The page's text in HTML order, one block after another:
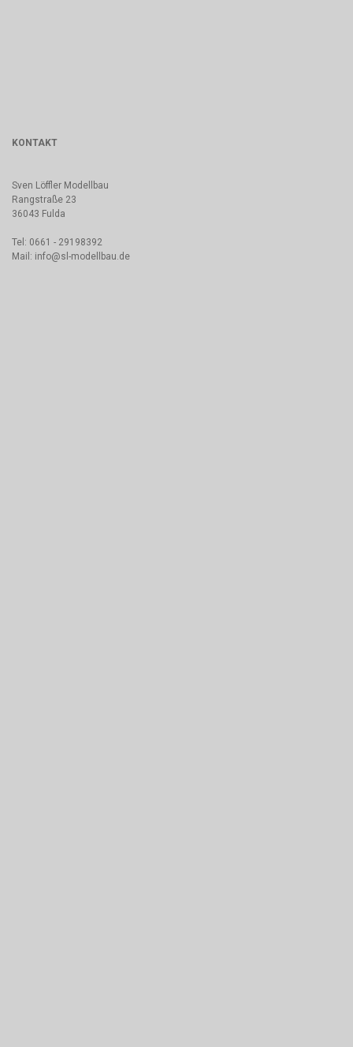
KONTAKT
Sven Löffler Modellbau
Rangstraße 23
36043 Fulda
Tel: 0661 - 29198392
Mail: info@sl-modellbau.de